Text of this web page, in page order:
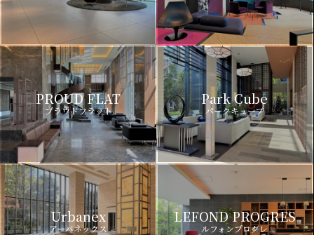
PROUD FLAT
プラウドフラット
Park Cube
パークキューブ
Urbanex
アーバネックス
LEFOND PROGRES
ルフォンプログレ